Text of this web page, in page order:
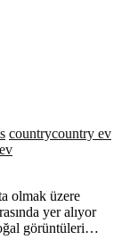
countrycountry ev
olmak üzere
yer alıyor
görüntüleri…